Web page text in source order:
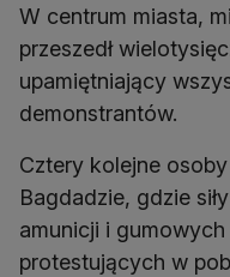
W centrum miasta,
przeszedł
upamiętniający
demonstrantów.
Cztery kolejne osoby
Bagdadzie, gdzie
amunicji i
protestujących w